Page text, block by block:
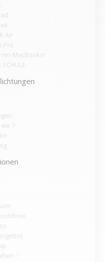
Air
Pro
MacBooks!
?
?